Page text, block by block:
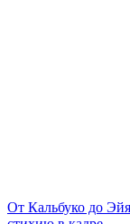
От Кальбуко до